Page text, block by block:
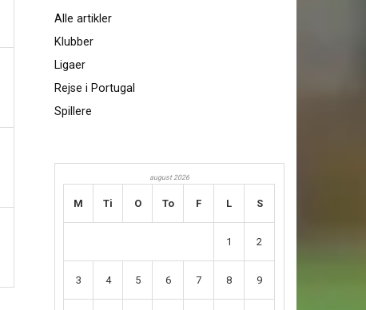
Alle artikler
Klubber
Ligaer
Rejse i Portugal
Spillere
august 2026
M Ti O To F L S
1 2
3 4 5 6 7 8 9